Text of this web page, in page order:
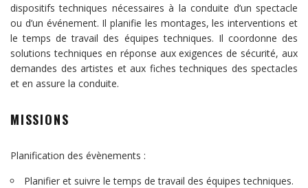
dispositifs techniques nécessaires à la conduite d’un spectacle
ou d’un événement. Il planifie les montages, les interventions et
le temps de travail des équipes techniques. Il coordonne des
solutions techniques en réponse aux exigences de sécurité, aux
demandes des artistes et aux fiches techniques des spectacles
et en assure la conduite.
MISSIONS
Planification des évènements :
Planifier et suivre le temps de travail des équipes techniques.